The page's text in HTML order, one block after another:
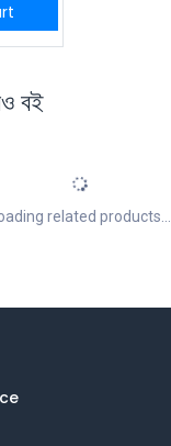
বই
related products...